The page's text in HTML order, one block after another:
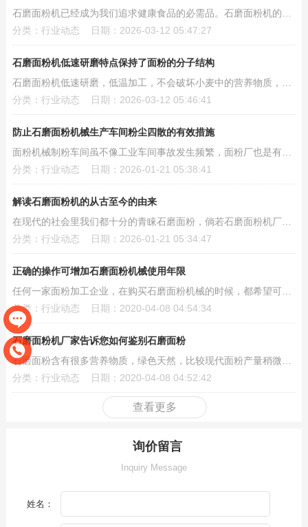
石磨面粉机已经成为我们追求健康食品的必需品。石磨面粉机的特点就是灵活，而且可以加工的粮食种...
分类：行业动态 日期：2026-03-12 05:47:27
石磨面粉机低速研磨特点保持了面粉的分子结构
石磨面粉机低速研磨，低温加工，不会破坏小麦中的营养物质，所以石磨面粉保留了小麦中的蛋白质、...
分类：行业动态 日期：2026-03-12 05:46:41
防止石磨面粉机械生产车间粉尘四散的有效措施
面粉机械制粉车间虽不像工业车间事故发生频繁，面粉厂也是有粉尘爆炸的隐患在的。面粉加工过程中...
分类：行业动态 日期：2026-01-21 05:38:41
解读石磨面粉机的从古至今的由来
在现代的社会里我们都十分的青睐石磨面粉，倘若石磨面粉机厂家想要在高速发展地市场中占有一席之...
分类：行业动态 日期：2026-01-21 05:34:47
正确的操作可增加石磨面粉机械使用年限
任何一家面粉加工企业，在购买石磨面粉机械的时候，都希望可以购买到质量可靠的石磨面粉机械，希...
分类：行业动态 日期：2020-04-08 04:54:34
石磨面粉机厂家告诉您如何鉴别石磨面粉
石磨面粉含有很多营养物质，绿色天然，比较现代面粉产量稍微低一些，但是市面上却有很多石磨面粉...
分类：行业动态 日期：2020-04-08 04:52:42
查看更多
询价留言
Inquiry Message
姓名：